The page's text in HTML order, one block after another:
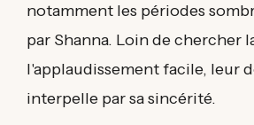
notamment les périodes
par Shanna. Loin de chercher
l'applaudissement facile, leur
interpelle par sa sincérité.